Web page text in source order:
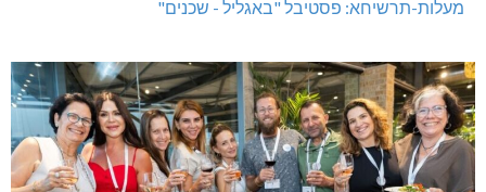
מעלות-תרשיחא: פסטיבל "באגליל - שכנים"